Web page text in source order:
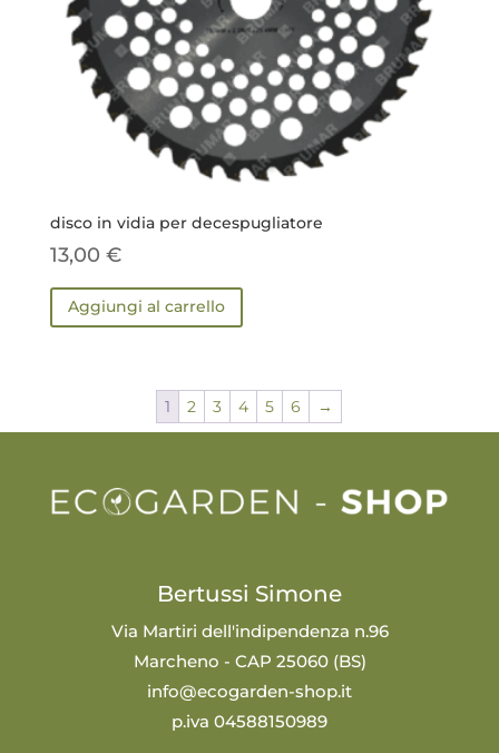
disco in vidia per decespugliatore
13,00 €
Aggiungi al carrello
1 2 3 4 5 6 →
Bertussi Simone
Via Martiri dell'indipendenza n.96
Marcheno - CAP 25060 (BS)
info@ecogarden-shop.it
p.iva 04588150989